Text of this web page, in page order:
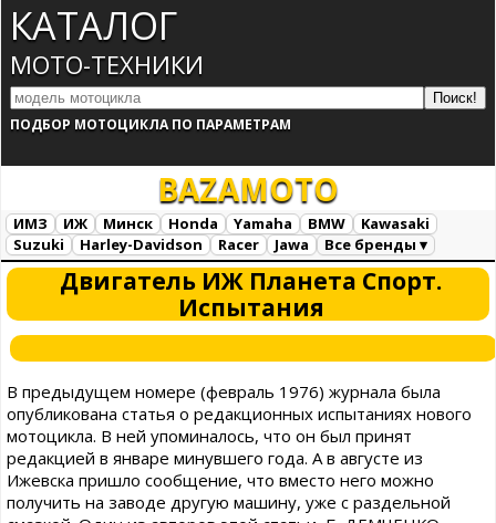
КАТАЛОГ
МОТО-ТЕХНИКИ
ПОДБОР МОТОЦИКЛА ПО ПАРАМЕТРАМ
BAZAMOTO
ИМЗ ИЖ Минск Honda Yamaha BMW
Kawasaki
Suzuki
Harley-Davidson Racer Jawa
Все бренды ▾
Все марки
Загрузка...
Двигатель ИЖ Планета Спорт.
Испытания
В предыдущем номере (февраль 1976) журнала была
опубликована статья о редакционных испытаниях нового
мотоцикла. В ней упоминалось, что он был принят
редакцией в январе минувшего года. А в августе из
Ижевска пришло сообщение, что вместо него можно
получить на заводе другую машину, уже с раздельной